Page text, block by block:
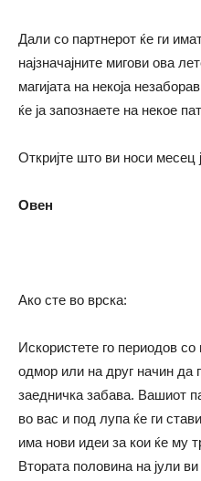
Дали со партнерот ќе ги
најзначајните мигови ова
магијата на некоја
ќе ја запознаете на некое
Откријте што ви носи
Овен
Ако сте во врска:
Искористете го периодов
одмор или на друг начин да
заедничка забава. Вашиот
во вас и под лупа ќе ги
има нови идеи за кои ќе му
Втората половина на јули